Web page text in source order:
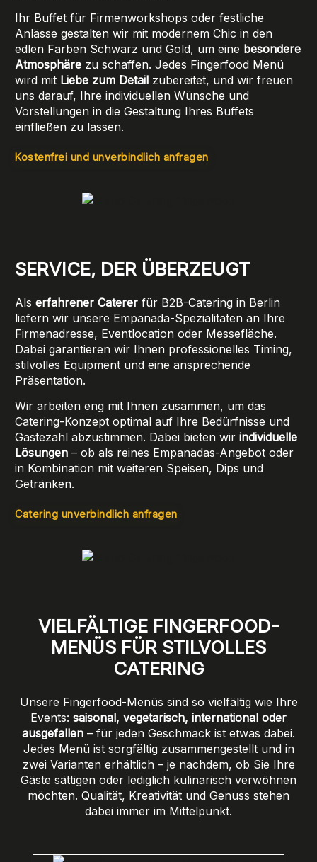
Ihr Buffet für Firmenworkshops oder festliche
Anlässe gestalten wir mit modernem Chic in den
edlen Farben Schwarz und Gold, um eine besondere
Atmosphäre zu schaffen. Jedes Fingerfood Menü
wird mit Liebe zum Detail zubereitet, und wir freuen
uns darauf, Ihre individuellen Wünsche und
Vorstellungen in die Gestaltung Ihres Buffets
einfließen zu lassen.
Kostenfrei und unverbindlich anfragen
SERVICE, DER ÜBERZEUGT
Als erfahrener Caterer für B2B-Catering in Berlin
liefern wir unsere Empanada-Spezialitäten an Ihre
Firmenadresse, Eventlocation oder Messefläche.
Dabei garantieren wir Ihnen professionelles Timing,
stilvolles Equipment und eine ansprechende
Präsentation.
Wir arbeiten eng mit Ihnen zusammen, um das
Catering-Konzept optimal auf Ihre Bedürfnisse und
Gästezahl abzustimmen. Dabei bieten wir individuelle
Lösungen – ob als reines Empanadas-Angebot oder
in Kombination mit weiteren Speisen, Dips und
Getränken.
Catering unverbindlich anfragen
VIELFÄLTIGE FINGERFOOD-
MENÜS FÜR STILVOLLES
CATERING
Unsere Fingerfood-Menüs sind so vielfältig wie Ihre
Events: saisonal, vegetarisch, international oder
ausgefallen – für jeden Geschmack ist etwas dabei.
Jedes Menü ist sorgfältig zusammengestellt und in
zwei Varianten erhältlich – je nachdem, ob Sie Ihre
Gäste sättigen oder lediglich kulinarisch verwöhnen
möchten. Qualität, Kreativität und Genuss stehen
dabei immer im Mittelpunkt.